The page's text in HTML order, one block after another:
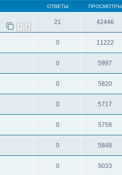
ОТВЕТЫ ПРОСМОТРЫ
1 2
21 42446
0 11222
0 5997
0 5820
0 5717
0 5758
0 5848
0 5033